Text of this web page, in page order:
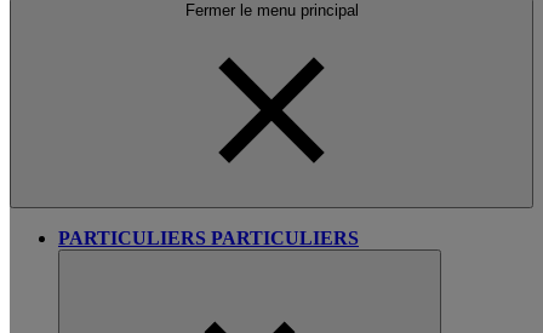
Fermer le menu principal
PARTICULIERS PARTICULIERS